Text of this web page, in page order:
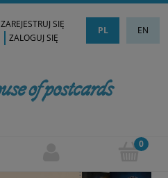
PL EN
ZAREJESTRUJ SIĘ
ZALOGUJ SIĘ